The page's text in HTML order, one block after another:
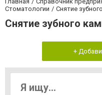
Стоматологии
Снятие
Снятие зубного
+